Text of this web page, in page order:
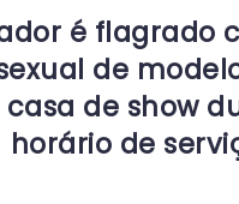
é flagrado
de
de show
horário de